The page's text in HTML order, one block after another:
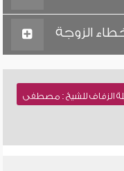
الزوجة
الزفاف للشيخ : مصطفى